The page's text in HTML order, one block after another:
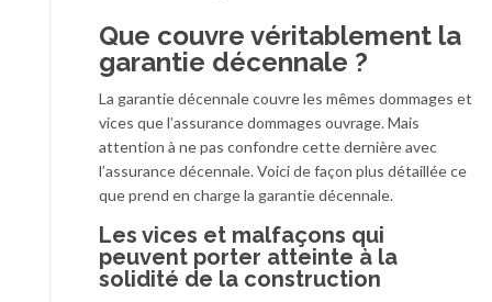
Que couvre véritablement la
garantie décennale ?
La garantie décennale couvre les mêmes dommages et
vices que l’assurance dommages ouvrage. Mais
attention à ne pas confondre cette dernière avec
l’assurance décennale. Voici de façon plus détaillée ce
que prend en charge la garantie décennale.
Les vices et malfaçons qui
peuvent porter atteinte à la
solidité de la construction